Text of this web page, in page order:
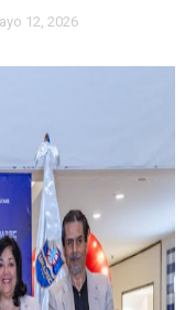
no seguir en la
económica y
Militar Voluntario
Mejía RD tiene la
12, 2026